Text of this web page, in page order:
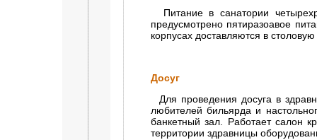
Питание в санатории
предусмотрено пятиразоавое
корпусах доставляются в
Досуг
Для проведения досуга в
любителей бильярда и
банкетный зал. Работает салон
территории здравницы